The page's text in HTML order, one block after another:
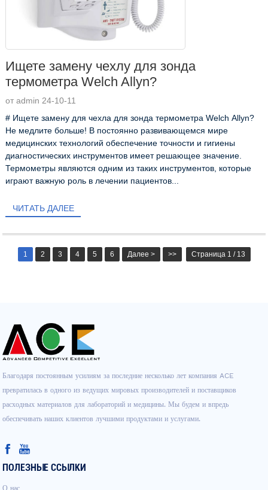
Ищете замену чехлу для зонда
термометра Welch Allyn?
от admin 24-10-11
# Ищете замену для чехла для зонда термометра Welch Allyn?
Не медлите больше! В постоянно развивающемся мире
медицинских технологий обеспечение точности и гигиены
диагностических инструментов имеет решающее значение.
Термометры являются одним из таких инструментов, которые
играют важную роль в лечении пациентов...
ЧИТАТЬ ДАЛЕЕ
1 2 3 4 5 6 Далее > >> Страница 1 / 13
Благодаря постоянным усилиям за последние несколько лет компания ACE
превратилась в одного из ведущих мировых производителей и поставщиков
расходных материалов для лабораторий и медицины. Мы будем и впредь
обеспечивать наших клиентов лучшими продуктами и услугами.
ПОЛЕЗНЫЕ ССЫЛКИ